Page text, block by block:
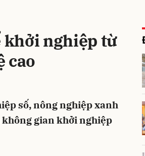
khởi nghiệp từ
cao
số, nông nghiệp xanh
gian khởi nghiệp